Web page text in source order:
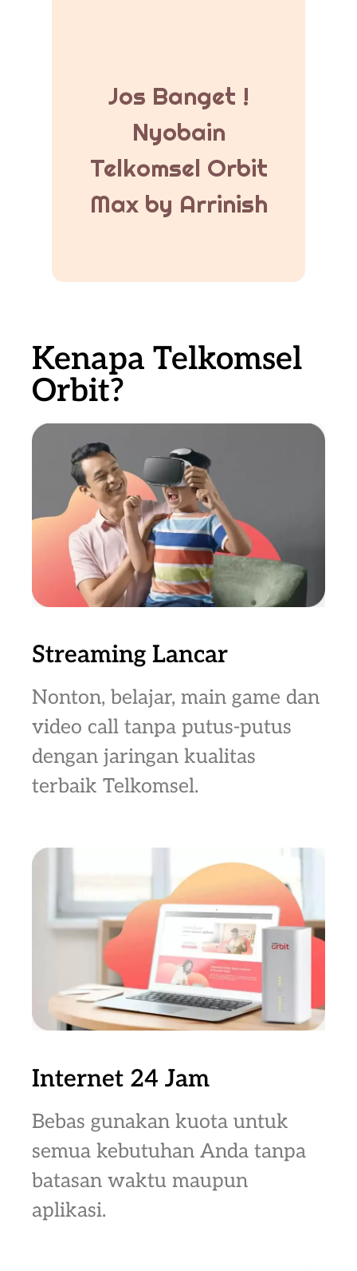
Jos Banget !
Nyobain
Telkomsel Orbit
Max by Arrinish
Kenapa Telkomsel
Orbit?
Streaming Lancar
Nonton, belajar, main game dan
video call tanpa putus-putus
dengan jaringan kualitas
terbaik Telkomsel.
Internet 24 Jam
Bebas gunakan kuota untuk
semua kebutuhan Anda tanpa
batasan waktu maupun
aplikasi.